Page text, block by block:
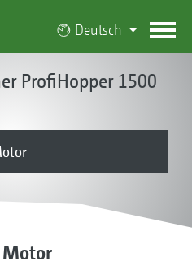
Deutsch
ProfiHopper 1500
Motor